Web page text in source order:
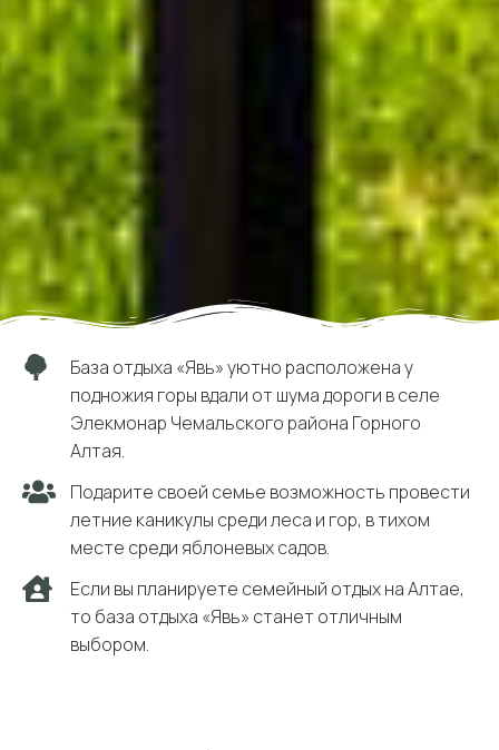
База отдыха «Явь» уютно расположена у
подножия горы вдали от шума дороги в селе
Элекмонар Чемальского района Горного
Алтая.
Подарите своей семье возможность провести
летние каникулы среди леса и гор, в тихом
месте среди яблоневых садов.
Если вы планируете семейный отдых на Алтае,
то база отдыха «Явь» станет отличным
выбором.